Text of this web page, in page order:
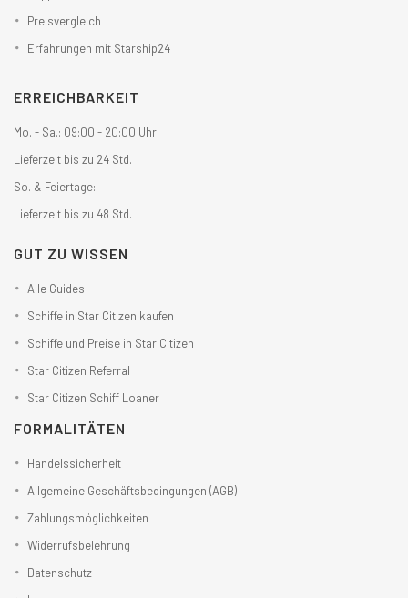
Preisvergleich
Erfahrungen mit Starship24
ERREICHBARKEIT
Mo. - Sa.: 09:00 - 20:00 Uhr
Lieferzeit bis zu 24 Std.
So. & Feiertage:
Lieferzeit bis zu 48 Std.
GUT ZU WISSEN
Alle Guides
Schiffe in Star Citizen kaufen
Schiffe und Preise in Star Citizen
Star Citizen Referral
Star Citizen Schiff Loaner
FORMALITÄTEN
Handelssicherheit
Allgemeine Geschäftsbedingungen (AGB)
Zahlungsmöglichkeiten
Widerrufsbelehrung
Datenschutz